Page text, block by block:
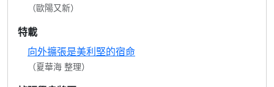
（歐陽又新）
特載
向外擴張是美利堅的宿命
（夏華海 整理）